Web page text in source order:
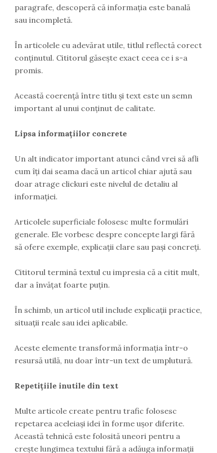
paragrafe, descoperă că informația este banală
sau incompletă.
În articolele cu adevărat utile, titlul reflectă corect
conținutul. Cititorul găsește exact ceea ce i s-a
promis.
Această coerență între titlu și text este un semn
important al unui conținut de calitate.
Lipsa informațiilor concrete
Un alt indicator important atunci când vrei să afli
cum îți dai seama dacă un articol chiar ajută sau
doar atrage clickuri este nivelul de detaliu al
informației.
Articolele superficiale folosesc multe formulări
generale. Ele vorbesc despre concepte largi fără
să ofere exemple, explicații clare sau pași concreți.
Cititorul termină textul cu impresia că a citit mult,
dar a învățat foarte puțin.
În schimb, un articol util include explicații practice,
situații reale sau idei aplicabile.
Aceste elemente transformă informația într-o
resursă utilă, nu doar într-un text de umplutură.
Repetițiile inutile din text
Multe articole create pentru trafic folosesc
repetarea aceleiași idei în forme ușor diferite.
Această tehnică este folosită uneori pentru a
crește lungimea textului fără a adăuga informații